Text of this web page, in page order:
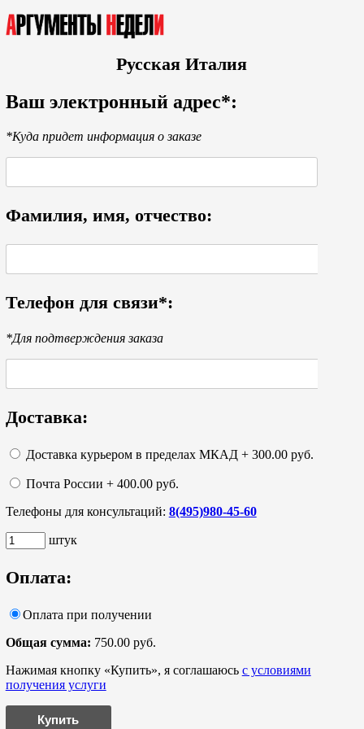
Русская Италия
Ваш электронный адрес*:
*Куда придет информация о заказе
Фамилия, имя, отчество:
Телефон для связи*:
*Для подтверждения заказа
Доставка:
Доставка курьером в пределах МКАД + 300.00 руб.
Почта России + 400.00 руб.
Телефоны для консультаций: 8(495)980-45-60
штук
Оплата:
Оплата при получении
Общая сумма: 750.00 руб.
Нажимая кнопку «Купить», я соглашаюсь с условиями
получения услуги